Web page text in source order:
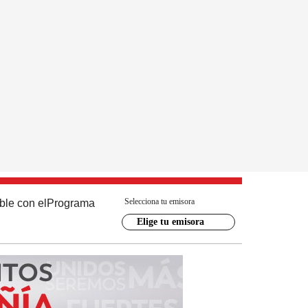
con el Programa Selecciona tu emisora
Elige tu emisora